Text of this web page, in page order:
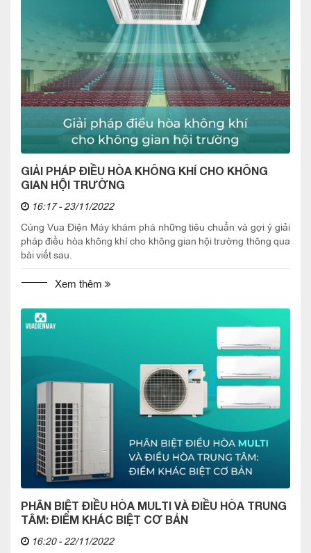
GIẢI PHÁP ĐIỀU HÒA KHÔNG KHÍ CHO KHÔNG
GIAN HỘI TRƯỜNG
16:17 - 23/11/2022
Cùng Vua Điện Máy khám phá những tiêu chuẩn và gợi ý giải
pháp điều hòa không khí cho không gian hội trường thông qua
bài viết sau.
Xem thêm
PHÂN BIỆT ĐIỀU HÒA MULTI VÀ ĐIỀU HÒA TRUNG
TÂM: ĐIỂM KHÁC BIỆT CƠ BẢN
16:20 - 22/11/2022